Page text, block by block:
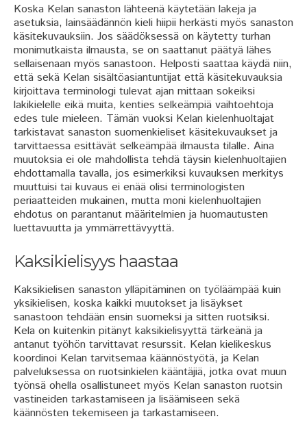
Koska Kelan sanaston lähteenä käytetään lakeja ja
asetuksia, lainsäädännön kieli hiipii herkästi myös sanaston
käsitekuvauksiin. Jos säädöksessä on käytetty turhan
monimutkaista ilmausta, se on saattanut päätyä lähes
sellaisenaan myös sanastoon. Helposti saattaa käydä niin,
että sekä Kelan sisältöasiantuntijat että käsitekuvauksia
kirjoittava terminologi tulevat ajan mittaan sokeiksi
lakikielelle eikä muita, kenties selkeämpiä vaihtoehtoja
edes tule mieleen. Tämän vuoksi Kelan kielenhuoltajat
tarkistavat sanaston suomenkieliset käsitekuvaukset ja
tarvittaessa esittävät selkeämpää ilmausta tilalle. Aina
muutoksia ei ole mahdollista tehdä täysin kielenhuoltajien
ehdottamalla tavalla, jos esimerkiksi kuvauksen merkitys
muuttuisi tai kuvaus ei enää olisi terminologisten
periaatteiden mukainen, mutta moni kielenhuoltajien
ehdotus on parantanut määritelmien ja huomautusten
luettavuutta ja ymmärrettävyyttä.
Kaksikielisyys haastaa
Kaksikielisen sanaston ylläpitäminen on työläämpää kuin
yksikielisen, koska kaikki muutokset ja lisäykset
sanastoon tehdään ensin suomeksi ja sitten ruotsiksi.
Kela on kuitenkin pitänyt kaksikielisyyttä tärkeänä ja
antanut työhön tarvittavat resurssit. Kelan kielikeskus
koordinoi Kelan tarvitsemaa käännöstyötä, ja Kelan
palveluksessa on ruotsinkielen kääntäjiä, jotka ovat muun
työnsä ohella osallistuneet myös Kelan sanaston ruotsin
vastineiden tarkastamiseen ja lisäämiseen sekä
käännösten tekemiseen ja tarkastamiseen.